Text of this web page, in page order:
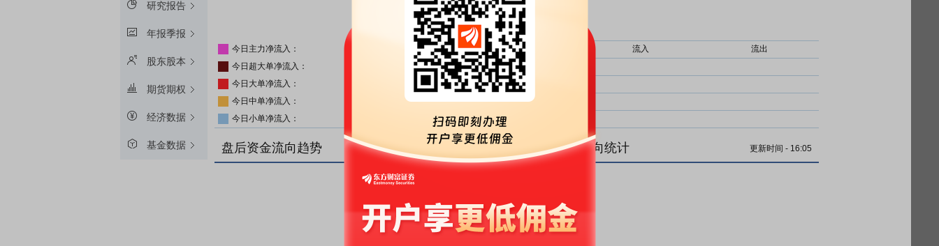
研究报告
年报季报
股东股本
期货期权
经济数据
基金数据
今日主力净流入：
主力净比：
今日超大单净流入：
超大单净比：
今日大单净流入：
大单净比：
今日中单净流入：
中单净比：
今日小单净流入：
流入
流出
盘后资金流向趋势 盘后资金流向统计 更新时间 - 16:05